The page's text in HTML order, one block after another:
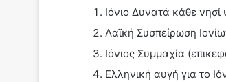
Ιόνιο Δυνατά κάθε
Λαϊκή Συσπείρωση
Ιόνιος Συμμαχία
Ελληνική αυγή για το